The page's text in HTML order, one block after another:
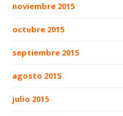
noviembre 2015
octubre 2015
septiembre 2015
agosto 2015
julio 2015